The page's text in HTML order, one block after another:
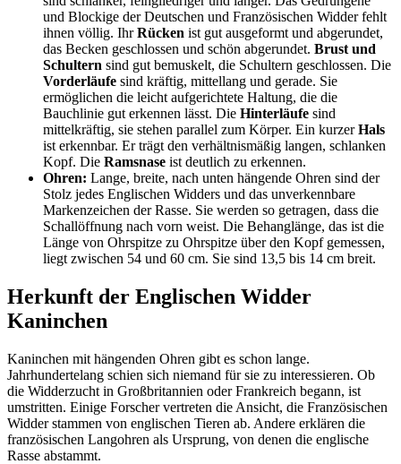
und Blockige der Deutschen und Französischen Widder fehlt
ihnen völlig. IhrRücken ist gut ausgeformt und abgerundet,
das Becken geschlossen und schön abgerundet. Brust und
Schultern sind gut bemuskelt, die Schultern geschlossen. Die
Vorderläufe sind kräftig, mittellang und gerade. Sie
ermöglichen die leicht aufgerichtete Haltung, die die
Bauchlinie gut erkennen lässt. Die Hinterläufe sind
mittelkräftig, sie stehen parallel zum Körper. Ein kurzerHals
ist erkennbar. Er trägt den verhältnismäßig langen, schlanken
Kopf. Die Ramsnase ist deutlich zu erkennen.
Ohren: Lange, breite, nach unten hängende Ohren sind der
Stolz jedes Englischen Widders und das unverkennbare
Markenzeichen der Rasse. Sie werden so getragen, dass die
Schallöffnung nach vorn weist. Die Behanglänge, das ist die
Länge von Ohrspitze zu Ohrspitze über den Kopf gemessen,
liegt zwischen 54 und 60 cm. Sie sind 13,5 bis 14 cm breit.
Herkunft der Englischen Widder
Kaninchen
Kaninchen mit hängenden Ohren gibt es schon lange.
Jahrhundertelang schien sich niemand für sie zu interessieren. Ob
die Widderzucht in Großbritannien oder Frankreich begann, ist
umstritten. Einige Forscher vertreten die Ansicht, die Französischen
Widder stammen von englischen Tieren ab. Andere erklären die
französischen Langohren als Ursprung, von denen die englische
Rasse abstammt.